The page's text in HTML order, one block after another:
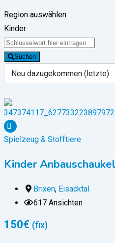
Region auswählen
Kinder
Suchen
Spielzeug & Stofftiere
Kinder
Brixen, Eisacktal
617 Ansichten
150€ (fix)